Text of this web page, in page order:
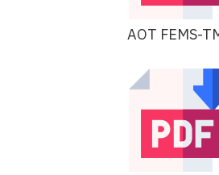
AOT FEMS-